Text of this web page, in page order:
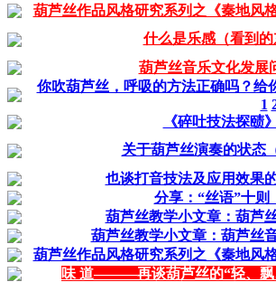
葫芦丝作品风格研究系列之《秦地风
什么是乐感（看到的
葫芦丝音乐文化发展
你吹葫芦丝，呼吸的方法正确吗？给
1
《碎吐技法探赜
关于葫芦丝演奏的状态
也谈打音技法及应用效果
分享：“丝语”十则
葫芦丝教学小文章：葫芦
葫芦丝教学小文章：葫芦丝
葫芦丝作品风格研究系列之《秦地风
味 道———再谈葫芦丝的“轻、飘